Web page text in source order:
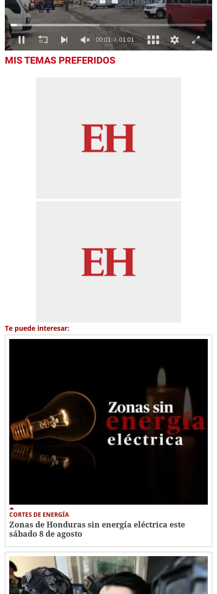
seconds
MIS TEMAS PREFERIDOS
Te puede interesar:
CORTES DE ENERGÍA
Zonas de Honduras sin energía eléctrica este
sábado 8 de agosto